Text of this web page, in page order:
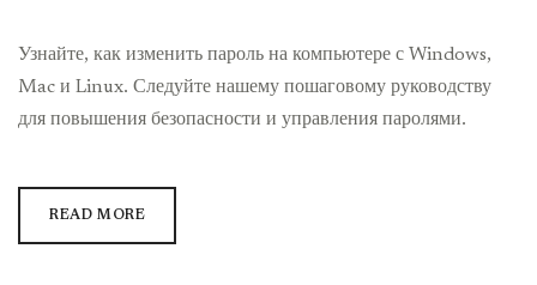
Узнайте, как изменить пароль на компьютере с Windows,
Mac и Linux. Следуйте нашему пошаговому руководству
для повышения безопасности и управления паролями.
READ MORE